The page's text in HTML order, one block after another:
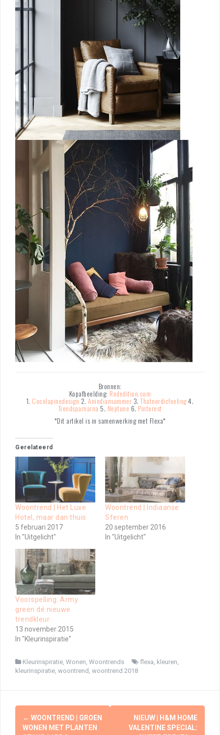
Bronnen:
Kopafbeelding: Rededition.com
1. Cocolapinedesign 2.Anindiansummer 3.Thatnordicfeeling4.
Trendsparnarna 5. Neptune 6. Pinterest
*Dit artikel is in samenwerking met Flexa*
Gerelateerd
Woontrend | Het Luxe
Hotel, maar dan thuis
5 februari 2017
In "Uitgelicht"
Woontrend | Indiaanse
Sferen
20 september 2016
In "Uitgelicht"
Voorspelling: Army
green dé nieuwe
trendkleur
13 november 2015
In "Kleurinspiratie"
Kleurinspiratie, Wonen, Woontrends flexa, kleuren,
kleurinspiratie, woontrend , woontrend 2018
Berichtnavigatie
← WOONTREND | GROEN
WONEN MET PLANTEN
NIEUW | H&M HOME
VALENTINE SPECIAL: